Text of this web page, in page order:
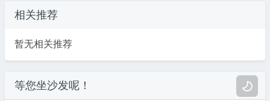

相关推荐
暂无相关推荐
等您坐沙发呢！